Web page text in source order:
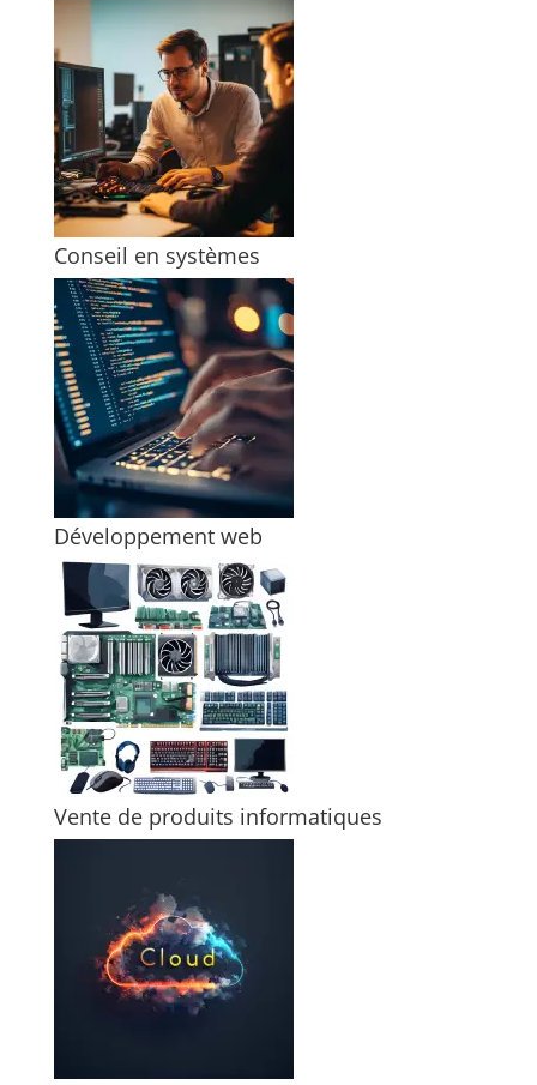
Conseil en systèmes
Développement web
Vente de produits informatiques